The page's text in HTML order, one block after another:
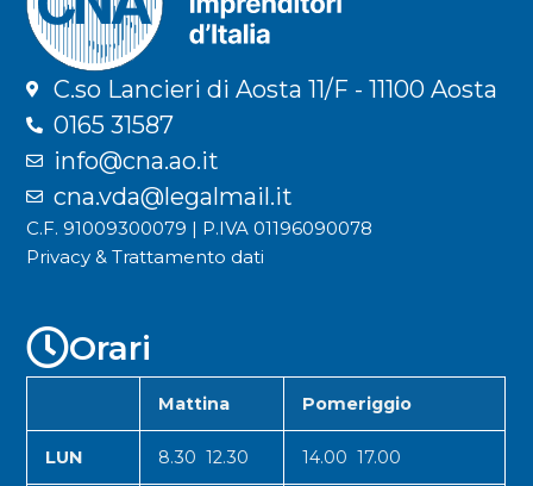
C.so Lancieri di Aosta 11/F - 11100 Aosta
0165 31587
info@cna.ao.it
cna.vda@legalmail.it
C.F. 91009300079 | P.IVA 01196090078
Privacy & Trattamento dati
Orari
Mattina Pomeriggio
LUN 8.30 12.30 14.00 17.00